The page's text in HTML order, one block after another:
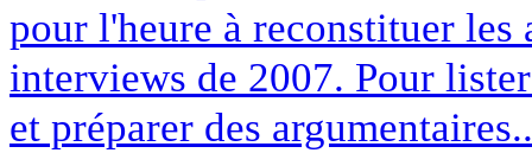
pour l'heure à reconstituer les
interviews de 2007. Pour
et préparer des